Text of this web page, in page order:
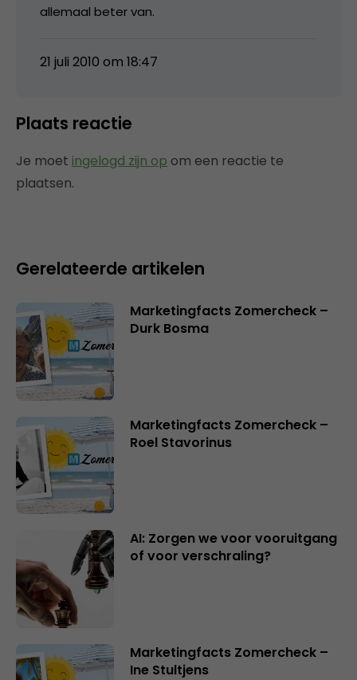
allemaal beter van.
21 juli 2010 om 18:47
Plaats reactie
Je moet ingelogd zijn op om een reactie te
plaatsen.
Gerelateerde artikelen
Marketingfacts Zomercheck –
Durk Bosma
Marketingfacts Zomercheck –
Roel Stavorinus
AI: Zorgen we voor vooruitgang
of voor verschraling?
Marketingfacts Zomercheck –
Ine Stultjens